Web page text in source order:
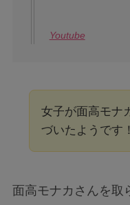
Youtube
女子が面高モナ
づいたようです
面高モナカさんを取